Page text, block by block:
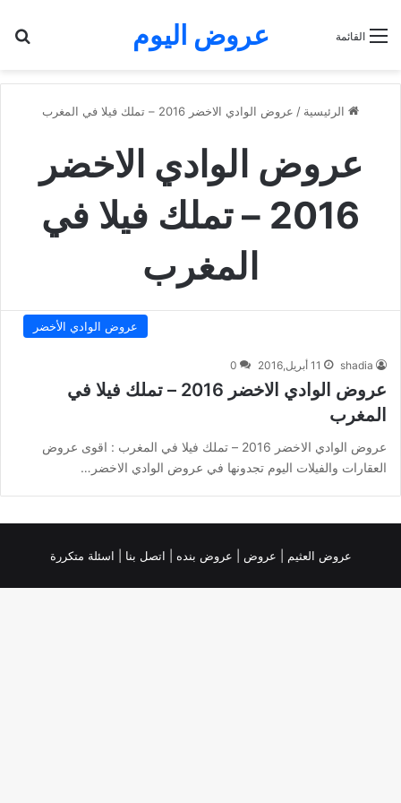
عروض اليوم القائمة
الرئيسية / عروض الوادي الاخضر 2016 – تملك فيلا في المغرب
عروض الوادي الاخضر
2016 – تملك فيلا في
المغرب
عروض الوادي الأخضر
shadia 11 أبريل,2016 0
عروض الوادي الاخضر 2016 – تملك فيلا في
المغرب
عروض الوادي الاخضر 2016 – تملك فيلا في المغرب : اقوى عروض
العقارات والفيلات اليوم تجدونها في عروض الوادي الاخضر…
عروض العثيم عروض عروض بنده | اتصل بنا | اسئلة متكررة